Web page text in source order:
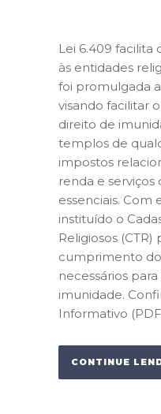
Lei 6.409 facilita
às entidades
foi promulgada a
visando facilitar
direito de
templos de
impostos
renda e serviços
essenciais. Com
instituído o
Religiosos
cumprimento
necessários
imunidade.
Informativo
CONTINUE